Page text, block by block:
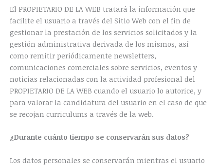
El PROPIETARIO DE LA WEB tratará la información que
facilite el usuario a través del Sitio Web con el fin de
gestionar la prestación de los servicios solicitados y la
gestión administrativa derivada de los mismos, así
como remitir periódicamente newsletters,
comunicaciones comerciales sobre servicios, eventos y
noticias relacionadas con la actividad profesional del
PROPIETARIO DE LA WEB cuando el usuario lo autorice, y
para valorar la candidatura del usuario en el caso de que
se recojan curriculums a través de la web.
¿Durante cuánto tiempo se conservarán sus datos?
Los datos personales se conservarán mientras el usuario